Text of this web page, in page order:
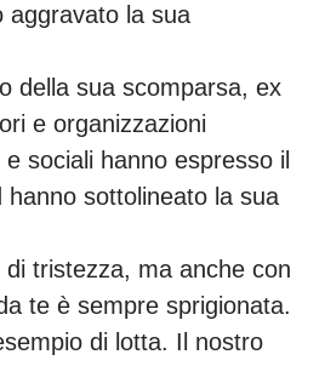
aggravato la sua
della sua scomparsa, ex
e organizzazioni
sociali hanno espresso il
hanno sottolineato la sua
di tristezza, ma anche con
te è sempre sprigionata.
di lotta. Il nostro